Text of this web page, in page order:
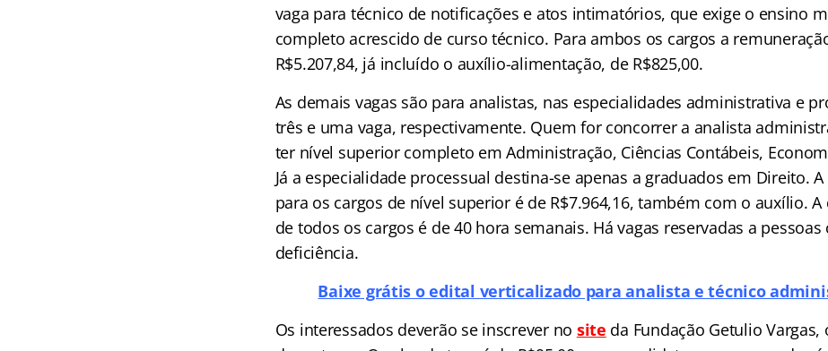
vaga para técnico de notificações e atos intimatórios, que exige o ensino
completo acrescido de curso técnico. Para ambos os cargos a
R$5.207,84, já incluído o auxílio-alimentação, de R$825,00.
As demais vagas são para analistas, nas especialidades administrativa e
três e uma vaga, respectivamente. Quem for concorrer a analista
ter nível superior completo em Administração, Ciências Contábeis,
Já a especialidade processual destina-se apenas a graduados em Direito.
para os cargos de nível superior é de R$7.964,16, também com o auxílio. A
de todos os cargos é de 40 hora semanais. Há vagas reservadas a pessoas
deficiência.
Baixe grátis o edital verticalizado para analista e técnico
Os interessados deverão se inscrever no site da Fundação Getulio Vargas,